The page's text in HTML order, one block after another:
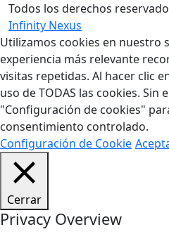
Todos los derechos
Infinity Nexus
Utilizamos cookies en nuestro
experiencia más relevante
visitas repetidas. Al hacer clic
uso de TODAS las cookies.
"Configuración de cookies"
consentimiento controlado.
Configuración de Cookie
Cerrar
Privacy Overview